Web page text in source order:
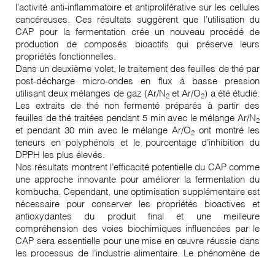
l’activité anti-inflammatoire et antiproliférative sur les cellules
cancéreuses. Ces résultats suggèrent que l’utilisation du
CAP pour la fermentation crée un nouveau procédé de
production de composés bioactifs qui préserve leurs
propriétés fonctionnelles.
Dans un deuxième volet, le traitement des feuilles de thé par
post-décharge micro-ondes en flux à basse pression
utilisant deux mélanges de gaz (Ar/N
2
et Ar/O
2
) a été étudié.
Les extraits de thé non fermenté préparés à partir des
feuilles de thé traitées pendant 5 min avec le mélange Ar/N
2
et pendant 30 min avec le mélange Ar/O
2
ont montré les
teneurs en polyphénols et le pourcentage d’inhibition du
DPPH les plus élevés.
Nos résultats montrent l’efficacité potentielle du CAP comme
une approche innovante pour améliorer la fermentation du
kombucha. Cependant, une optimisation supplémentaire est
nécessaire pour conserver les propriétés bioactives et
antioxydantes du produit final et une meilleure
compréhension des voies biochimiques influencées par le
CAP sera essentielle pour une mise en œuvre réussie dans
les processus de l’industrie alimentaire. Le phénomène de